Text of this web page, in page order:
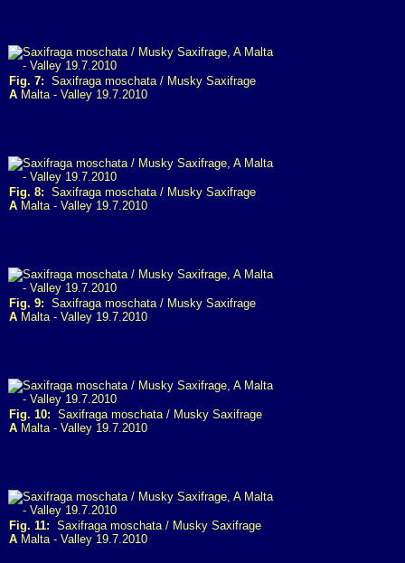
Fig. 7: Saxifraga moschata / Musky Saxifrage
A Malta - Valley 19.7.2010
Fig. 8: Saxifraga moschata / Musky Saxifrage
A Malta - Valley 19.7.2010
Fig. 9: Saxifraga moschata / Musky Saxifrage
A Malta - Valley 19.7.2010
Fig. 10: Saxifraga moschata / Musky Saxifrage
A Malta - Valley 19.7.2010
Fig. 11: Saxifraga moschata / Musky Saxifrage
A Malta - Valley 19.7.2010